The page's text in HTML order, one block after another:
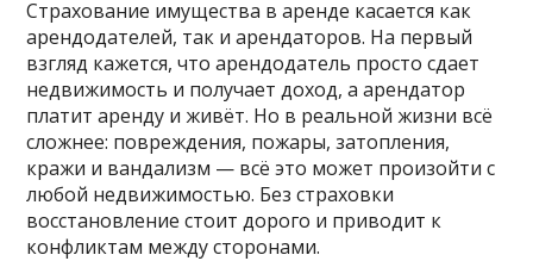
Страхование имущества в аренде касается как
арендодателей, так и арендаторов. На первый
взгляд кажется, что арендодатель просто сдает
недвижимость и получает доход, а арендатор
платит аренду и живёт. Но в реальной жизни всё
сложнее: повреждения, пожары, затопления,
кражи и вандализм — всё это может произойти с
любой недвижимостью. Без страховки
восстановление стоит дорого и приводит к
конфликтам между сторонами.